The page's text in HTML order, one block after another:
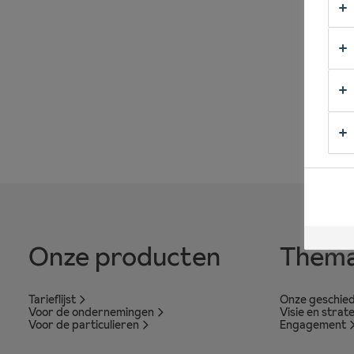
Onze producten
Tarieflijst
Voor de ondernemingen
Voor de particulieren
Onze
Visie en
Engagement